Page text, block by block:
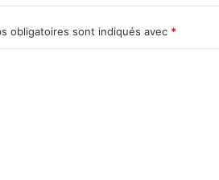
obligatoires sont indiqués avec *